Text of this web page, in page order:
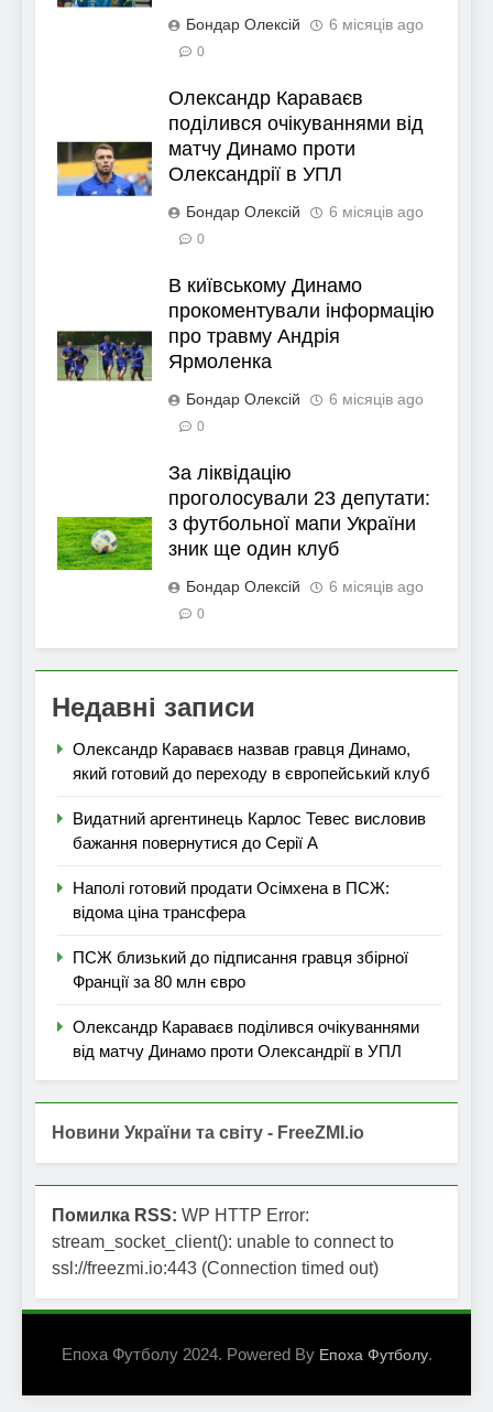
Бондар Олексій 6 місяців ago
0
Олександр Караваєв
поділився очікуваннями від
матчу Динамо проти
Олександрії в УПЛ
Бондар Олексій 6 місяців ago
0
В київському Динамо
прокоментували інформацію
про травму Андрія
Ярмоленка
Бондар Олексій 6 місяців ago
0
За ліквідацію
проголосували 23 депутати:
з футбольної мапи України
зник ще один клуб
Бондар Олексій 6 місяців ago
0
Недавні записи
Олександр Караваєв назвав гравця Динамо,
який готовий до переходу в європейський клуб
Видатний аргентинець Карлос Тевес висловив
бажання повернутися до Серії А
Наполі готовий продати Осімхена в ПСЖ:
відома ціна трансфера
ПСЖ близький до підписання гравця збірної
Франції за 80 млн євро
Олександр Караваєв поділився очікуваннями
від матчу Динамо проти Олександрії в УПЛ
Новини України та світу - FreeZMI.io
Помилка RSS: WP HTTP Error:
stream_socket_client(): unable to connect to
ssl://freezmi.io:443 (Connection timed out)
Епоха Футболу 2024. Powered By Епоха Футболу.